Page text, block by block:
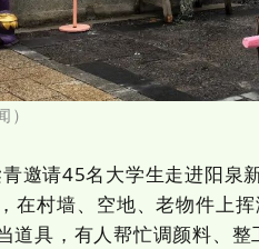
）
请45名大学生走进阳泉新
在村墙、空地、老物件上
道具，有人帮忙调颜料、